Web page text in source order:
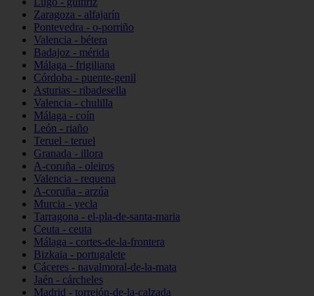
Zaragoza - alfajarín
Pontevedra - o-porriño
Valencia - bétera
Badajoz - mérida
Málaga - frigiliana
Córdoba - puente-genil
Asturias - ribadesella
Valencia - chulilla
Málaga - coín
León - riaño
Teruel - teruel
Granada - illora
A-coruña - oleiros
Valencia - requena
A-coruña - arzúa
Murcia - yecla
Tarragona - el-pla-de-santa-maria
Ceuta - ceuta
Málaga - cortes-de-la-frontera
Bizkaia - portugalete
Cáceres - navalmoral-de-la-mata
Jaén - cárcheles
Madrid - torrejón-de-la-calzada